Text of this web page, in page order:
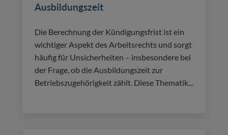
Ausbildungszeit
Die Berechnung der Kündigungsfrist ist ein
wichtiger Aspekt des Arbeitsrechts und sorgt
häufig für Unsicherheiten – insbesondere bei
der Frage, ob die Ausbildungszeit zur
Betriebszugehörigkeit zählt. Diese Thematik...